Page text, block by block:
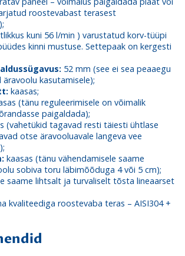
roostevabast terasest
kuni 56 l/min ) varustatud korv-tüüpi
kinni mustuse. Settepaak on kergesti
52 mm (see ei sea peaaegu
kasutamisele);
kaasas;
(tänu reguleerimisele on võimalik
paigaldada);
(vahetükid tagavad resti täiesti ühtlase
otse äravooluavale langeva vee
kaasas (tänu vähendamisele saame
sobiva toru läbimõõduga 4 või 5 cm);
saame lihtsalt ja turvaliselt tõsta lineaarset
kvaliteediga roostevaba teras – AISI304 +